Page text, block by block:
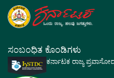
ಸಂಬಂಧಿತ ಕೊಂಡಿಗಳು
ಕರ್ನಾಟಕ ರಾಜ್ಯ